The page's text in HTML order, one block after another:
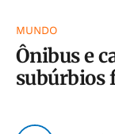
MUNDO
Ônibus e
subúrbios